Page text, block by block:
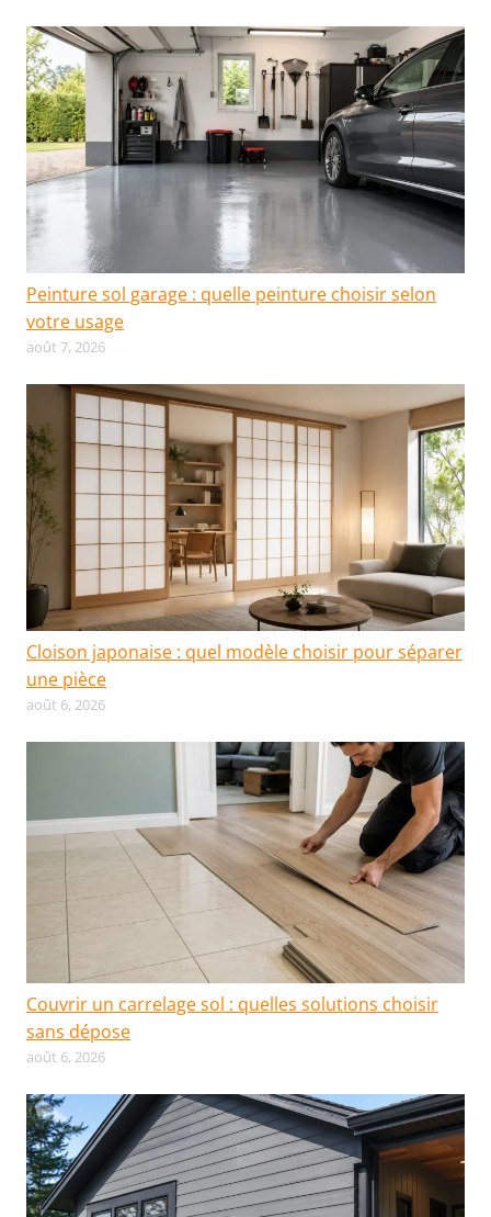
Peinture sol garage : quelle peinture choisir selon
votre usage
août 7, 2026
Cloison japonaise : quel modèle choisir pour séparer
une pièce
août 6, 2026
Couvrir un carrelage sol : quelles solutions choisir
sans dépose
août 6, 2026